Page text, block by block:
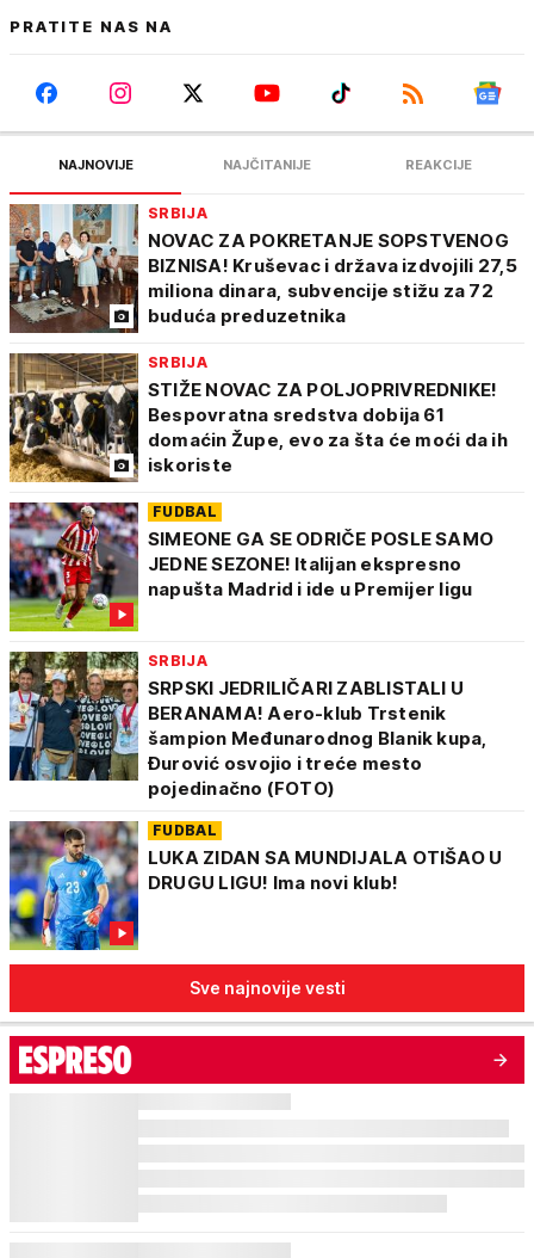
PRATITE NAS NA
NAJNOVIJE NAJČITANIJE REAKCIJE
SRBIJA
NOVAC ZA POKRETANJE SOPSTVENOG
BIZNISA! Kruševac i država izdvojili 27,5
miliona dinara, subvencije stižu za 72
buduća preduzetnika
SRBIJA
STIŽE NOVAC ZA POLJOPRIVREDNIKE!
Bespovratna sredstva dobija 61
domaćin Župe, evo za šta će moći da ih
iskoriste
FUDBAL
SIMEONE GA SE ODRIČE POSLE SAMO
JEDNE SEZONE! Italijan ekspresno
napušta Madrid i ide u Premijer ligu
SRBIJA
SRPSKI JEDRILIČARI ZABLISTALI U
BERANAMA! Aero-klub Trstenik
šampion Međunarodnog Blanik kupa,
Đurović osvojio i treće mesto
pojedinačno (FOTO)
FUDBAL
LUKA ZIDAN SA MUNDIJALA OTIŠAO U
DRUGU LIGU! Ima novi klub!
Sve najnovije vesti